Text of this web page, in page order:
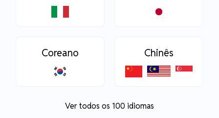
Coreano Chinês
Ver todos os 100 idiomas